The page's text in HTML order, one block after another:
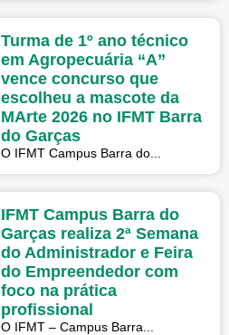
Turma de 1º ano técnico
em Agropecuária “A”
vence concurso que
escolheu a mascote da
MArte 2026 no IFMT Barra
do Garças
O IFMT Campus Barra do...
IFMT Campus Barra do
Garças realiza 2ª Semana
do Administrador e Feira
do Empreendedor com
foco na prática
profissional
O IFMT – Campus Barra...